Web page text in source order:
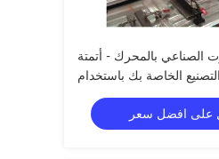
الصناعي بالمحرك - أتمتة
الخاصة بك باستخدام
المكونات الأساسية
على افضل سعر